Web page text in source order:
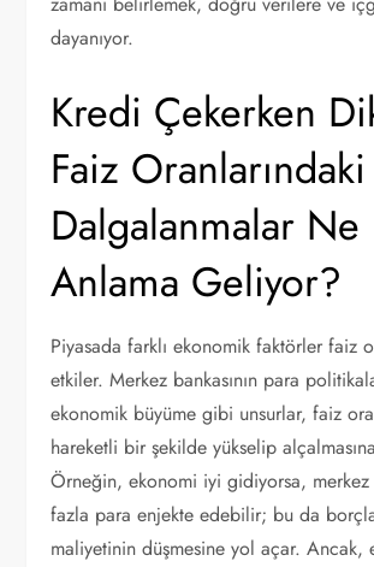
dayanıyor.
Kredi Çekerken
Faiz Oranlarındaki
Dalgalanmalar Ne
Anlama Geliyor?
Piyasada farklı ekonomik faktörler faiz
etkiler. Merkez bankasının para
ekonomik büyüme gibi unsurlar, faiz
hareketli bir şekilde yükselip
Örneğin, ekonomi iyi gidiyorsa, merkez
fazla para enjekte edebilir; bu da
maliyetinin düşmesine yol açar. Ancak,